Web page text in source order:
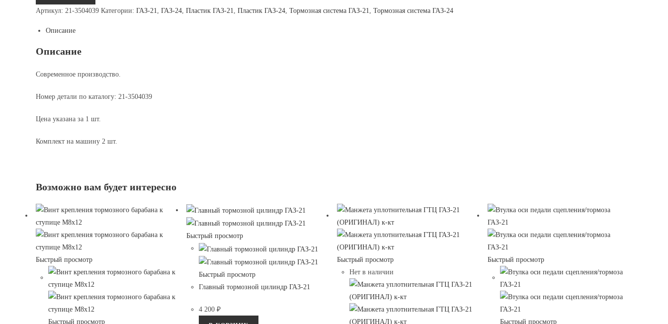
толкателя
цилиндра
Артикул: 21-3504039 Категории: ГАЗ-21 ГАЗ-24 Пластик ГАЗ-21 Пластик ГАЗ-24 Тормозная система ГАЗ-21 Тормозная система ГАЗ-24
Описание
Описание
Современное производство.
Номер детали по каталогу: 21-3504039
Цена указана за 1 шт.
Комплект на машину 2 шт.
Возможно вам будет интересно
Быстрый просмотр
Быстрый просмотр
Быстрый просмотр
Быстрый просмотр
Главный тормозной цилиндр ГАЗ-21
4 200₽
Быстрый просмотр
Нет в наличии
Быстрый просмотр
Быстрый просмотр